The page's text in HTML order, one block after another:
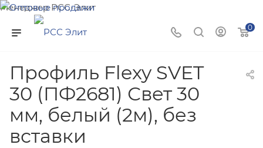
Менеджер РСС-Элит
Напишите нам и мы поможем подобрать товар именно
для Вас!
0
Профиль Flexy SVET
30 (ПФ2681) Свет 30
мм, белый (2м), без
вставки